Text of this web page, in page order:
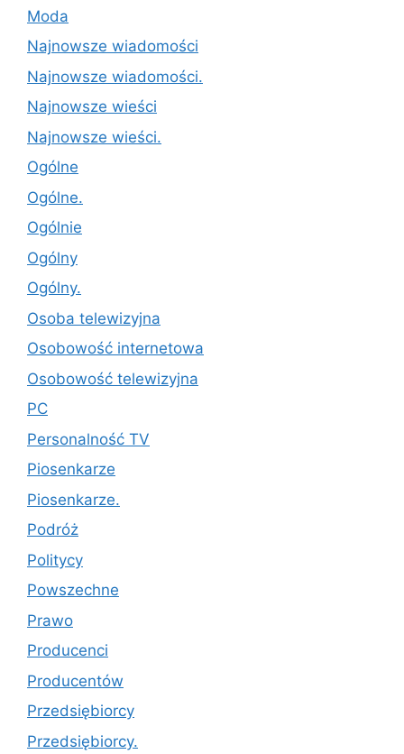
Moda
Najnowsze wiadomości
Najnowsze wiadomości.
Najnowsze wieści
Najnowsze wieści.
Ogólne
Ogólne.
Ogólnie
Ogólny
Ogólny.
Osoba telewizyjna
Osobowość internetowa
Osobowość telewizyjna
PC
Personalność TV
Piosenkarze
Piosenkarze.
Podróż
Politycy
Powszechne
Prawo
Producenci
Producentów
Przedsiębiorcy
Przedsiębiorcy.